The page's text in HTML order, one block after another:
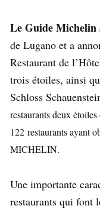
Le Guide Michelin
de Lugano et a
Restaurant de
trois étoiles, ainsi
Schloss
restaurants deux
122 restaurants ayant
MICHELIN.
Une importante
restaurants qui font